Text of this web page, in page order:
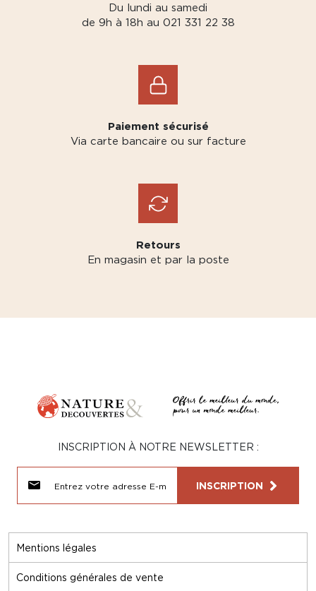
Du lundi au samedi
de 9h à 18h au 021 331 22 38
Paiement sécurisé
Via carte bancaire ou sur facture
Retours
En magasin et par la poste
Mentions légales
Conditions générales de vente
INSCRIPTION À NOTRE NEWSLETTER :
INSCRIPTION